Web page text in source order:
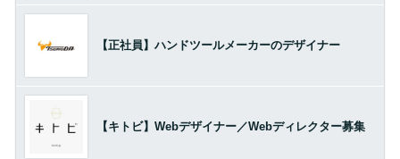
【正社員】ハンドツールメーカーのデザイナー
【キトビ】Webデザイナー／Webディレクター募集